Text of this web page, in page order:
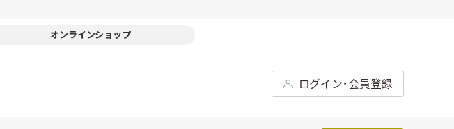
オンラインショップ
ログイン･会員登録